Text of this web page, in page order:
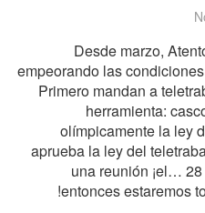
Desde marzo,
empeorando las
Primero mandan a
herramienta:
olímpicamente la ley
aprueba la ley del
una reunión ¡el… 28
entonces estaremos